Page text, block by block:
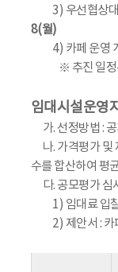
3) 우선협상대
8(월)
4) 카페 운영
※ 추진 일정은
임대시설운영
가. 선정방법 :
나. 가격평가 및
수를 합산하여 평
다. 공모평가 심
1) 임대료 입
2) 제안서 : 카